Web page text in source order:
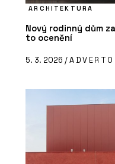
ARCHITEKTURA
Nový rodinný dům
to ocenění
5. 3. 2026 /